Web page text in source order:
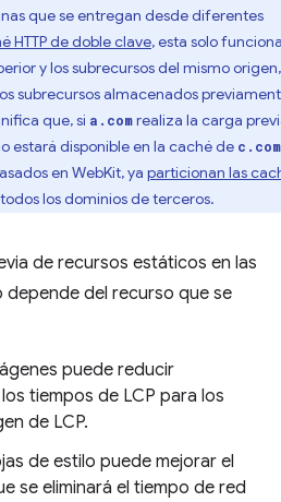
que se entregan desde diferentes
HTTP de doble clave, esta solo
y los subrecursos del mismo origen,
subrecursos almacenados
que, si a.comrealiza la carga
estará disponible en la caché de c.com
en WebKit, ya particionan las
los dominios de terceros.
de recursos estáticos en las
del recurso que se
puede reducir
tiempos de LCP para los
de LCP.
de estilo puede mejorar el
se eliminará el tiempo de red